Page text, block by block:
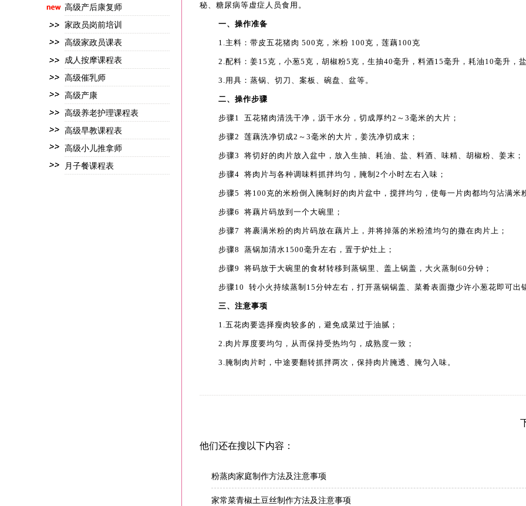
高级产后康复师
家政员岗前培训
高级家政员课表
成人按摩课程表
高级催乳师
高级产康
高级养老护理课程表
高级早教课程表
高级小儿推拿师
月子餐课程表
秘、糖尿病等虚症人员食用。
一、操作准备
1.主料：带皮五花猪肉 500克，米粉 100克，莲藕100克
2.配料：姜15克，小葱5克，胡椒粉5克，生抽40毫升，料酒15毫升，耗油10毫升，
3.用具：蒸锅、切刀、案板、碗盘、盆等。
二、操作步骤
步骤1 五花猪肉清洗干净，沥干水分，切成厚约2～3毫米的大片；
步骤2 莲藕洗净切成2～3毫米的大片，姜洗净切成末；
步骤3 将切好的肉片放入盆中，放入生抽、耗油、盐、料酒、味精、胡椒粉、姜末；
步骤4 将肉片与各种调味料抓拌均匀，腌制2个小时左右入味；
步骤5 将100克的米粉倒入腌制好的肉片盆中，搅拌均匀，使每一片肉都均匀沾满米
步骤6 将藕片码放到一个大碗里；
步骤7 将裹满米粉的肉片码放在藕片上，并将掉落的米粉渣均匀的撒在肉片上；
步骤8 蒸锅加清水1500毫升左右，置于炉灶上；
步骤9 将码放于大碗里的食材转移到蒸锅里、盖上锅盖，大火蒸制60分钟；
步骤10 转小火持续蒸制15分钟左右，打开蒸锅锅盖、菜肴表面撒少许小葱花即可出
三、注意事项
1.五花肉要选择瘦肉较多的，避免成菜过于油腻；
2.肉片厚度要均匀，从而保持受热均匀，成熟度一致；
3.腌制肉片时，中途要翻转抓拌两次，保持肉片腌透、腌匀入味。
他们还在搜以下内容：
粉蒸肉家庭制作方法及注意事项
家常菜青椒土豆丝制作方法及注意事项